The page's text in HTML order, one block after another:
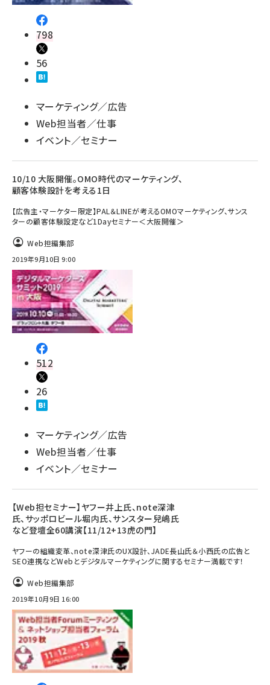
798
56
マーケティング／広告
Web担当者／仕事
イベント／セミナー
10/10 大阪開催。OMO時代のマーケティング、
顧客体験設計を考える1日
【広告主・マーケター限定】PAL＆LINEが考えるOMOマーケティング、サンス
ターの顧客体験設定など1Dayセミナー＜大阪開催＞
Web担編集部
2019年9月10日 9:00
512
26
マーケティング／広告
Web担当者／仕事
イベント／セミナー
【Web担セミナー】ヤフー井上氏、note深津
氏、サッポロビール堀内氏、サンスター兒嶋氏
など登壇全60講演【11/12+13虎の門】
ヤフーの組織変革、note深津氏のUX設計、JADE長山氏＆小西氏の広告と
SEO連携などWebとデジタルマーケティングに関するセミナー満載です！
Web担編集部
2019年10月9日 16:00